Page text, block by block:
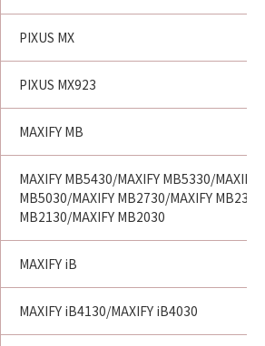
PIXUS MX
PIXUS MX923
MAXIFY MB
MAXIFY MB5430/MAXIFY MB5330/MAXIFY
MB5030/MAXIFY MB2730/MAXIFY
MB2130/MAXIFY MB2030
MAXIFY iB
MAXIFY iB4130/MAXIFY iB4030